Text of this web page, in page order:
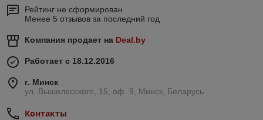
Рейтинг не сформирован
Менее 5 отзывов за последний год
Компания продает на Deal.by
Работает с 18.12.2016
г. Минск
ул. Вышелесского, 15, оф. 9, Минск, Беларусь
Контакты